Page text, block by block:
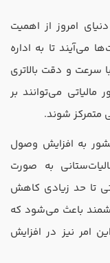
امروز از اهمیت
می‌آیند تا به اداره
با سرعت و دقت بالاتری
می‌توانند بر
متمرکز شوند.
به افزایش وصول
به صورت
تا حد زیادی کاهش
باعث می‌شود که
امر نیز در افزایش